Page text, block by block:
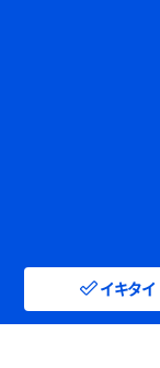
イキタイ